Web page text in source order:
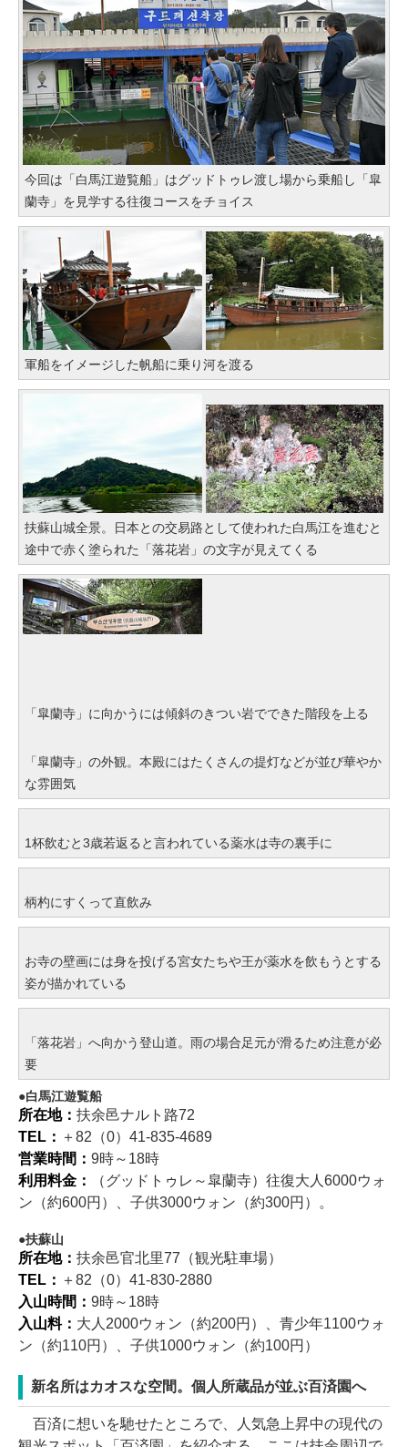
今回は「白馬江遊覧船」はグッドトゥレ渡し場から乗船し「皐
蘭寺」を見学する往復コースをチョイス
軍船をイメージした帆船に乗り河を渡る
扶蘇山城全景。日本との交易路として使われた白馬江を進むと
途中で赤く塗られた「落花岩」の文字が見えてくる
「皐蘭寺」に向かうには傾斜のきつい岩でできた階段を上る
「皐蘭寺」の外観。本殿にはたくさんの提灯などが並び華やか
1杯飲むと3歳若返ると言われている薬水は寺の裏手に
柄杓にすくって直飲み